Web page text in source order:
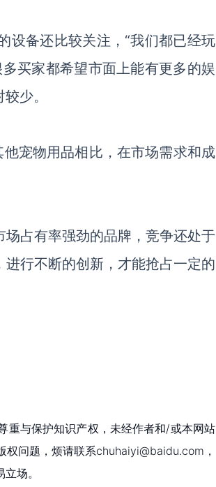
设备还比较关注， “我们都已经玩
买家都希望市面上能有更多的娱
少。
他宠物用品相比，在市场需求和成
占有率强劲的品牌，竞争还处于
行不断的创新，才能抢占一定的
重与保护知识产权，未经作者和/或本网站
问题，烦请联系chuhaiyi@baidu.com，
场。